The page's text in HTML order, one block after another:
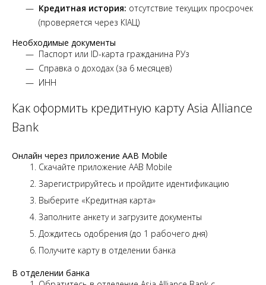
Кредитная история: отсутствие текущих просрочек
(проверяется через КІАЦ)
Необходимые документы
Паспорт или ID-карта гражданина РУз
Справка о доходах (за 6 месяцев)
ИНН
Как оформить кредитную карту Asia Alliance
Bank
Онлайн через приложение AAB Mobile
Скачайте приложение AAB Mobile
Зарегистрируйтесь и пройдите идентификацию
Выберите «Кредитная карта»
Заполните анкету и загрузите документы
Дождитесь одобрения (до 1 рабочего дня)
Получите карту в отделении банка
В отделении банка